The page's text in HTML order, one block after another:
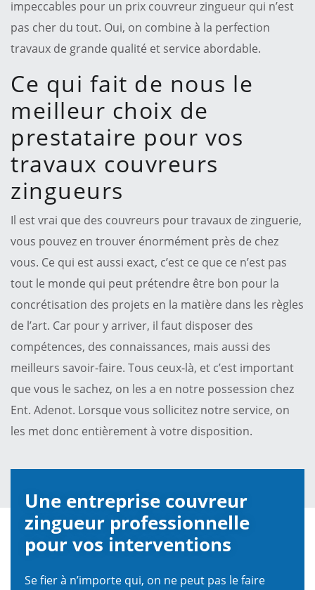
impeccables pour un prix couvreur zingueur qui n’est
pas cher du tout. Oui, on combine à la perfection
travaux de grande qualité et service abordable.
Ce qui fait de nous le
meilleur choix de
prestataire pour vos
travaux couvreurs
zingueurs
Il est vrai que des couvreurs pour travaux de zinguerie,
vous pouvez en trouver énormément près de chez
vous. Ce qui est aussi exact, c’est ce que ce n’est pas
tout le monde qui peut prétendre être bon pour la
concrétisation des projets en la matière dans les règles
de l’art. Car pour y arriver, il faut disposer des
compétences, des connaissances, mais aussi des
meilleurs savoir-faire. Tous ceux-là, et c’est important
que vous le sachez, on les a en notre possession chez
Ent. Adenot. Lorsque vous sollicitez notre service, on
les met donc entièrement à votre disposition.
Une entreprise couvreur
zingueur professionnelle
pour vos interventions
Se fier à n’importe qui, on ne peut pas le faire